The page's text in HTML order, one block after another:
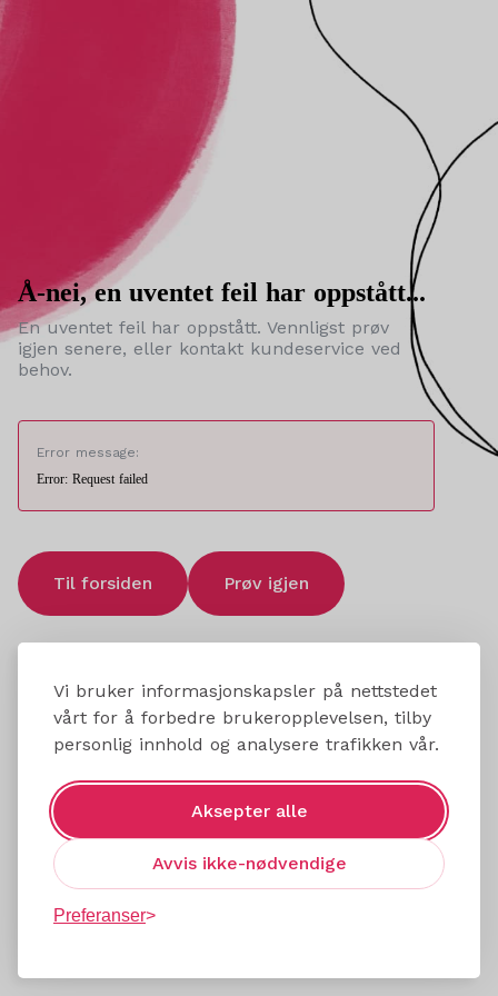
Vi bruker informasjonskapsler på nettstedet
vårt for å forbedre brukeropplevelsen, tilby
personlig innhold og analysere trafikken vår.
Aksepter alle
Avvis ikke-nødvendige
Preferanser
Å-nei, en uventet feil har oppstått...
En uventet feil har oppstått. Vennligst prøv
igjen senere, eller kontakt kundeservice ved
behov.
Error message:
Error: Request failed
Til forsiden Prøv igjen